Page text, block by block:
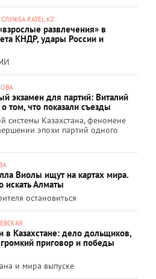
RATEL.KZ
развлечения» в
КНДР, удары России и
экзамен для партий: Виталий
том, что показали съезды
системы Казахстана, феномене
эпохи партий одного
Виолы ищут на картах мира.
искать Алматы
остановиться
в Казахстане: дело дольщиков,
приговор и победы
и мира выпуске